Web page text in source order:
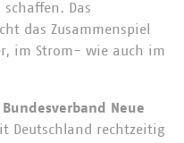
schaffen. Das
das Zusammenspiel
im Strom- wie auch im
Neue
Deutschland rechtzeitig